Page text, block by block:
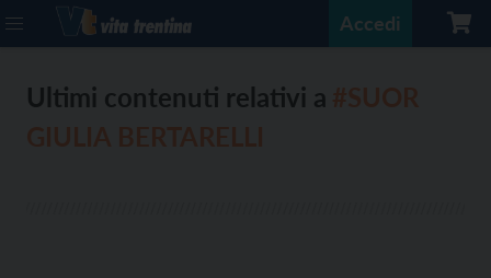
Accedi
Ultimi contenuti relativi a